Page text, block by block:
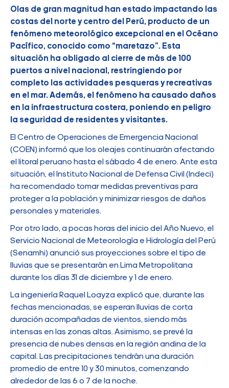
Olas de gran magnitud han estado impactando las
costas del norte y centro del Perú, producto de un
fenómeno meteorológico excepcional en el Océano
Pacífico, conocido como “maretazo”. Esta
situación ha obligado al cierre de más de 100
puertos a nivel nacional, restringiendo por
completo las actividades pesqueras y recreativas
en el mar. Además, el fenómeno ha causado daños
en la infraestructura costera, poniendo en peligro
la seguridad de residentes y visitantes.
El Centro de Operaciones de Emergencia Nacional
(COEN) informó que los oleajes continuarán afectando
el litoral peruano hasta el sábado 4 de enero. Ante esta
situación, el Instituto Nacional de Defensa Civil (Indeci)
ha recomendado tomar medidas preventivas para
proteger a la población y minimizar riesgos de daños
personales y materiales.
Por otro lado, a pocas horas del inicio del Año Nuevo, el
Servicio Nacional de Meteorología e Hidrología del Perú
(Senamhi) anunció sus proyecciones sobre el tipo de
lluvias que se presentarán en Lima Metropolitana
durante los días 31 de diciembre y 1 de enero.
La ingeniería Raquel Loayza explicó que, durante las
fechas mencionadas, se esperan lluvias de corta
duración acompañadas de vientos, siendo más
intensas en las zonas altas. Asimismo, se prevé la
presencia de nubes densas en la región andina de la
capital. Las precipitaciones tendrán una duración
promedio de entre 10 y 30 minutos, comenzando
alrededor de las 6 o 7 de la noche.